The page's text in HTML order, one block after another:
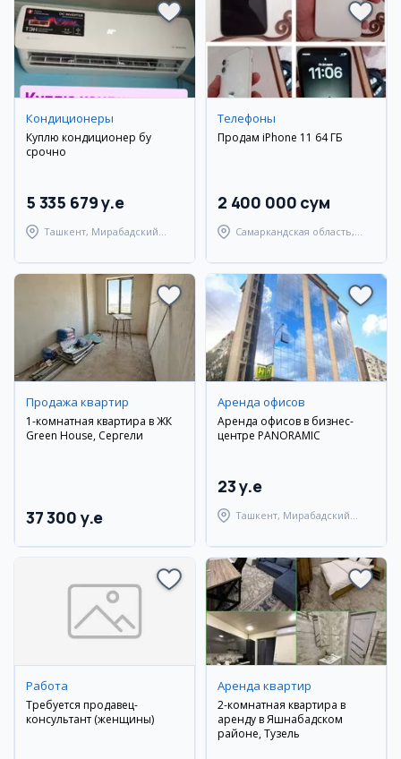
Кондиционеры
Куплю кондиционер бу
срочно
5 335 679 y.e
Ташкент, Мирабадский
Телефоны
Продам iPhone 11 64 ГБ
2 400 000 сум
Самаркандская область,
Продажа квартир
1-комнатная квартира в ЖК
Green House, Сергели
37 300 y.e
Аренда офисов
Аренда офисов в бизнес-
центре PANORAMIC
23 y.e
Ташкент, Мирабадский
Работа
Требуется продавец-
консультант (женщины)
Аренда квартир
2-комнатная квартира в
аренду в Яшнабадском
районе, Тузель